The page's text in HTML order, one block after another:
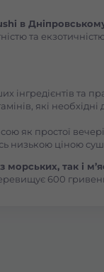
Броди
Буча
Вараш
в
та
інгредієнтів та
які
простої вечері,
низькою ціною
так і
600